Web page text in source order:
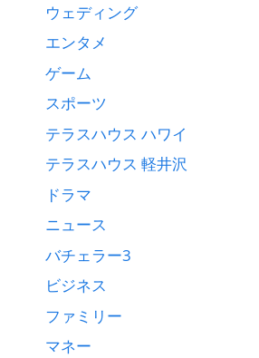
ウェディング
エンタメ
ゲーム
スポーツ
テラスハウス ハワイ
テラスハウス 軽井沢
ドラマ
ニュース
バチェラー3
ビジネス
ファミリー
マネー